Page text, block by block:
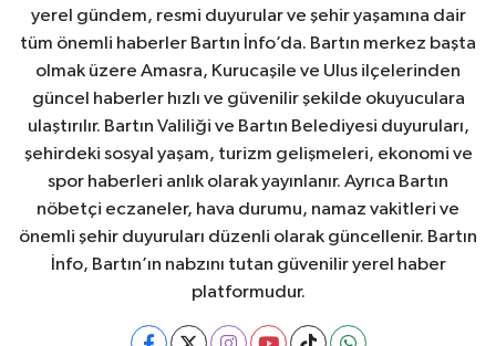
yerel gündem, resmi duyurular ve şehir yaşamına dair
tüm önemli haberler Bartın İnfo’da. Bartın merkez başta
olmak üzere Amasra, Kurucaşile ve Ulus ilçelerinden
güncel haberler hızlı ve güvenilir şekilde okuyuculara
ulaştırılır. Bartın Valiliği ve Bartın Belediyesi duyuruları,
şehirdeki sosyal yaşam, turizm gelişmeleri, ekonomi ve
spor haberleri anlık olarak yayınlanır. Ayrıca Bartın
nöbetçi eczaneler, hava durumu, namaz vakitleri ve
önemli şehir duyuruları düzenli olarak güncellenir. Bartın
İnfo, Bartın’ın nabzını tutan güvenilir yerel haber
platformudur.